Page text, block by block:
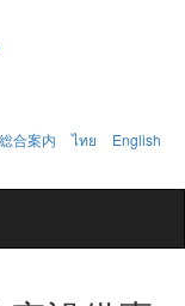
総合案内 ไทย
English